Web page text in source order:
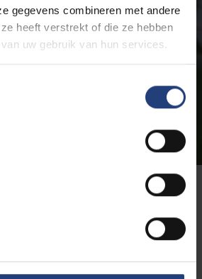
gegevens combineren met andere
heeft verstrekt of die ze hebben
uw gebruik van hun services.
klimop langs de paden. Dat is
de wespenorchis als klimop